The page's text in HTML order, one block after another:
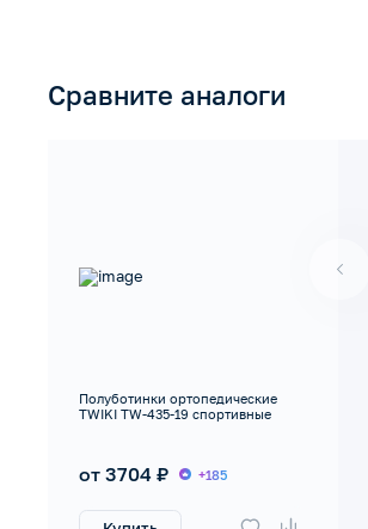
Сравните аналоги
Полуботинки ортопедические
TWIKI TW-435-19 спортивные
от 3704 ₽ +185